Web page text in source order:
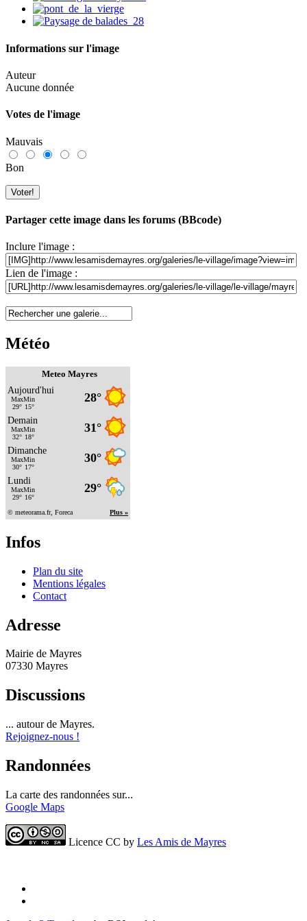
Informations sur l'image
Auteur
Aucune donnée
Votes de l'image
Mauvais
Bon
Partager cette image dans les forums (BBcode)
Inclure l'image :
Lien de l'image :
Météo
Meteo Mayres
Infos
Plan du site
Mentions légales
Contact
Adresse
Mairie de Mayres
07330 Mayres
Discussions
... autour de Mayres.
Rejoignez-nous !
Randonnées
La carte des randonnées sur...
Google Maps
Licence CC by Les Amis de Mayres